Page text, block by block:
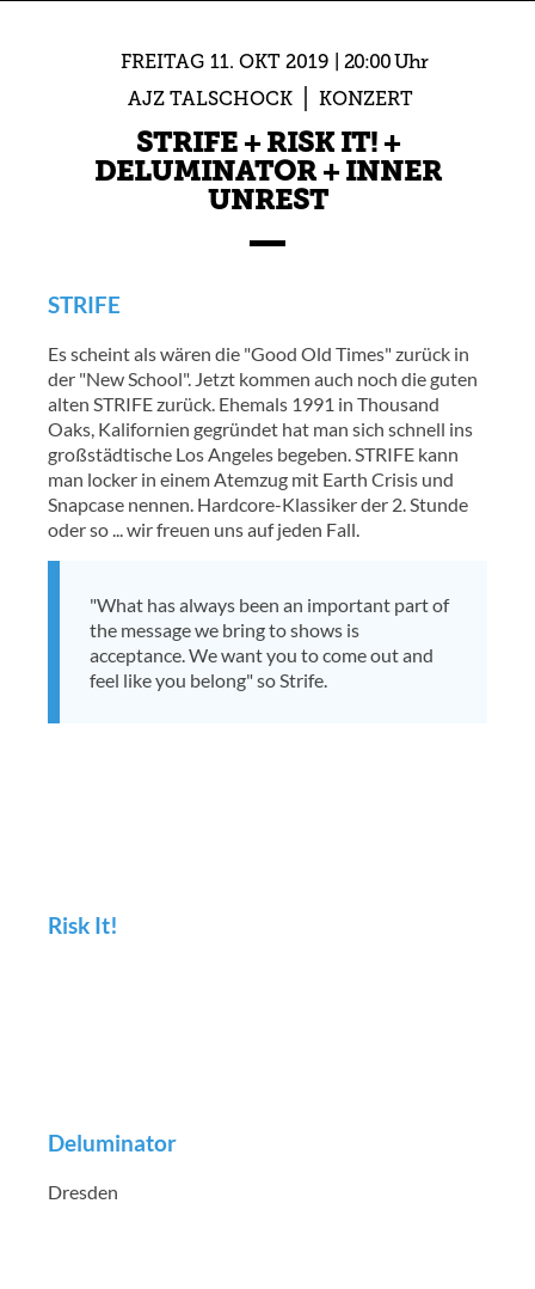
FREITAG 11. OKT 2019
20:00 Uhr
AJZ TALSCHOCK
KONZERT
STRIFE + RISK IT! +
DELUMINATOR + INNER
UNREST
STRIFE
Es scheint als wären die "Good Old Times" zurück in
der "New School". Jetzt kommen auch noch die guten
alten STRIFE zurück. Ehemals 1991 in Thousand
Oaks, Kalifornien gegründet hat man sich schnell ins
großstädtische Los Angeles begeben. STRIFE kann
man locker in einem Atemzug mit Earth Crisis und
Snapcase nennen. Hardcore-Klassiker der 2. Stunde
oder so ... wir freuen uns auf jeden Fall.
"What has always been an important part of
the message we bring to shows is
acceptance. We want you to come out and
feel like you belong" so Strife.
Risk It!
Deluminator
Dresden